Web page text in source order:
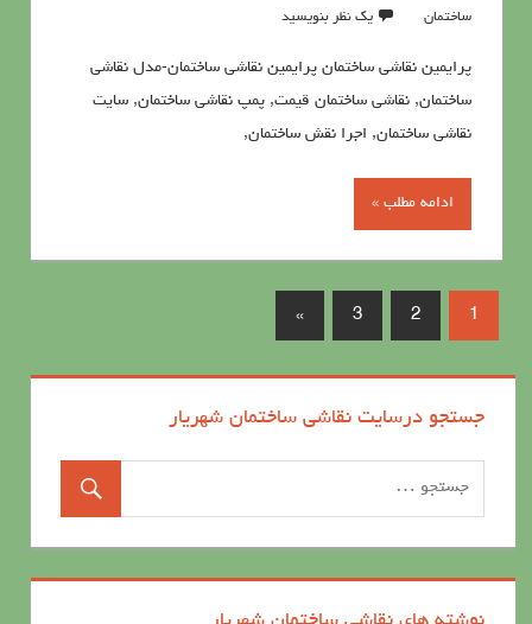
ساختمان
یک نظر بنویسید
پرايمين نقاشی ساختمان پرايمين نقاشی ساختمان-مدل نقاشی
ساختمان, نقاشی ساختمان قیمت, پمپ نقاشی ساختمان, سایت
نقاشی ساختمان, اجرا نقش ساختمان,
ادامه مطلب »
1
2
3
»
جستجو درسایت نقاشی ساختمان شهریار